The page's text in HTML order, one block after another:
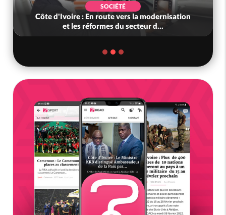
SOCIÉTÉ
Côte d'Ivoire : En route vers la modernisation
et les réformes du secteur d...